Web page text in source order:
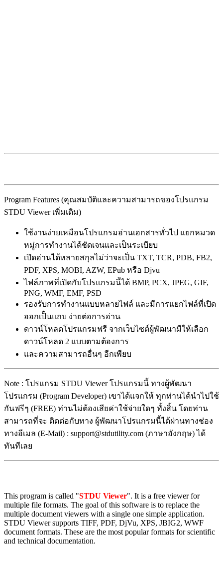
Program Features (คุณสมบัติและความสามารถของโปรแกรม
STDU Viewer เพิ่มเติม)
ใช้งานง่ายเหมือนโปรแกรมอ่านเอกสารทั่วไป แยกหมวด
หมู่การทำงานได้ชัดเจนและเป็นระเบียบ
เปิดอ่านได้หลายสกุลไม่ว่าจะเป็น TXT, TCR, PDB, FB2,
PDF, XPS, MOBI, AZW, EPub หรือ Djvu
ไฟล์ภาพที่เปิดกับโปรแกรมนี้ได้ BMP, PCX, JPEG, GIF,
PNG, WMF, EMF, PSD
รองรับการทำงานแบบหลายไฟล์ และมีการแยกไฟล์ที่เปิด
ออกเป็๋นแถบ ง่ายต่อการอ่าน
ดาวน์โหลดโปรแกรมฟรี จากเว็บไซต์ผู้พัฒนามีให้เลือก
ดาวน์โหลด 2 แบบตามต้องการ
และความสามารถอื่นๆ อีกเพียบ
Note : โปรแกรม STDU Viewer โปรแกรมนี้ ทางผู้พัฒนา
โปรแกรม (Program Developer) เขาได้แจกให้ ทุกท่านได้นำไปใช้
กันฟรีๆ (FREE) ท่านไม่ต้องเสียค่าใช้จ่ายใดๆ ทั้งสิ้น โดยท่าน
สามารถที่จะ ติดต่อกับทาง ผู้พัฒนาโปรแกรมนี้ได้ผ่านทางช่อง
ทางอีเมล (E-Mail) : support@stdutility.com (ภาษาอังกฤษ) ได้
ทันทีเลย
This program is called "STDU Viewer". It is a free viewer for
multiple file formats. The goal of this software is to replace the
multiple document viewers with a single one simple application.
STDU Viewer supports TIFF, PDF, DjVu, XPS, JBIG2, WWF
document formats. These are the most popular formats for scientific
and technical documentation.